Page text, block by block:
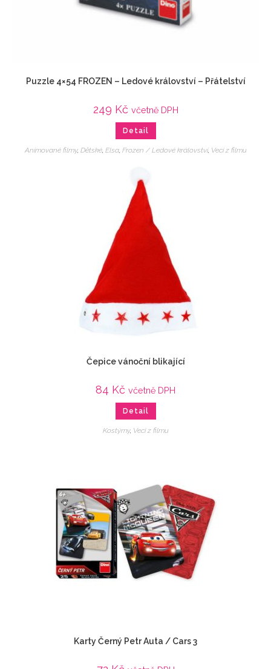
Puzzle 4×54 FROZEN – Ledové království – Přátelství
249 Kč včetně DPH
Detail
Animované filmy, Dětské, Elsa, Frozen / Ledové království, Veci z filmu
Čepice vánoční blikající
84 Kč včetně DPH
Detail
Kostýmy, Veci z filmu
Karty Černý Petr Auta / Cars 3